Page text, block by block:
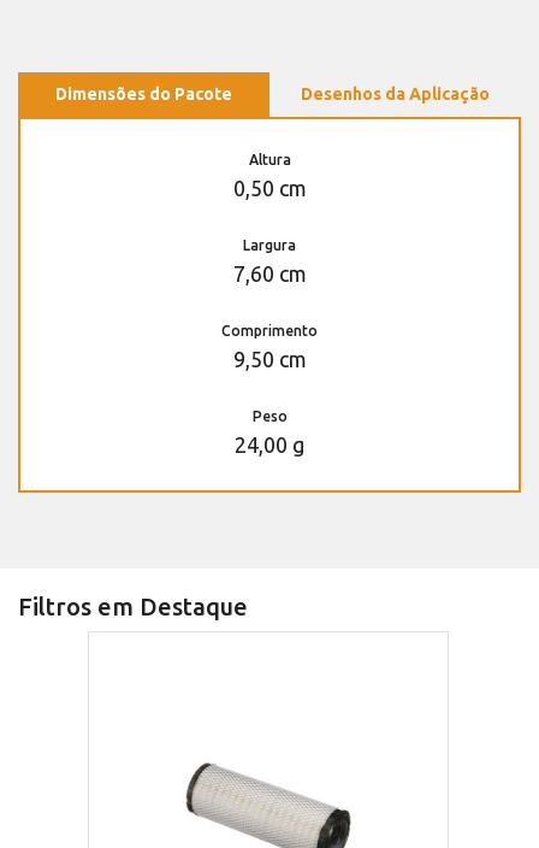
Dimensões do Pacote Desenhos da Aplicação
Altura
0,50 cm
Largura
7,60 cm
Comprimento
9,50 cm
Peso
24,00 g
Filtros em Destaque